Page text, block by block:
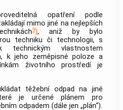
opatření podle
mimo jiné na nejlepších
9), aniž by bylo
techniku či technologii, s
technickým vlastnostem
, k jeho zeměpisné poloze a
životního prostředí je
těžební odpad
na jiné
je určené plánem pro
odpadem (dále jen „plán“).